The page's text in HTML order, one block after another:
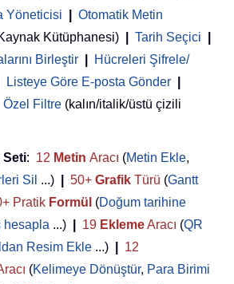
Yöneticisi
Otomatik Metin
Kütüphanesi) Tarih Seçici
Birleştir
Hücreleri Şifrele/
Listeye Göre E-posta Gönder
Özel Filtre (kalın/italik/üstü çizili
Seti: 12 Metin Aracı (Metin Ekle,
Sil ...) 50+ Grafik Türü (Gantt
Pratik Formül (Doğum tarihine
hesapla ...) 19 EklemeAracı (QR
Resim Ekle ...)
12
(Kelimeye Dönüştür, Para Birimi